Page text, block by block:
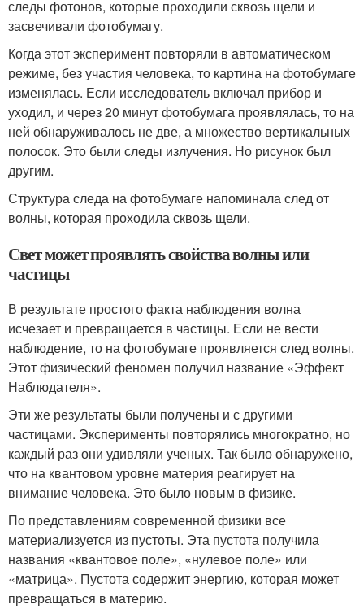
следы фотонов, которые проходили сквозь щели и
засвечивали фотобумагу.
Когда этот эксперимент повторяли в автоматическом
режиме, без участия человека, то картина на фотобумаге
изменялась. Если исследователь включал прибор и
уходил, и через 20 минут фотобумага проявлялась, то на
ней обнаруживалось не две, а множество вертикальных
полосок. Это были следы излучения. Но рисунок был
другим.
Структура следа на фотобумаге напоминала след от
волны, которая проходила сквозь щели.
Свет может проявлять свойства волны или
частицы
В результате простого факта наблюдения волна
исчезает и превращается в частицы. Если не вести
наблюдение, то на фотобумаге проявляется след волны.
Этот физический феномен получил название «Эффект
Наблюдателя».
Эти же результаты были получены и с другими
частицами. Эксперименты повторялись многократно, но
каждый раз они удивляли ученых. Так было обнаружено,
что на квантовом уровне материя реагирует на
внимание человека. Это было новым в физике.
По представлениям современной физики все
материализуется из пустоты. Эта пустота получила
названия «квантовое поле», «нулевое поле» или
«матрица». Пустота содержит энергию, которая может
превращаться в материю.